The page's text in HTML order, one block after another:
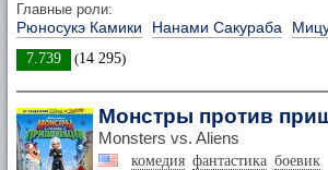
Главные роли:
Рюносукэ Камики Нанами Сакураба
7.739 (14 295)
Монстры против
Monsters vs. Aliens
комедия фантастика боевик